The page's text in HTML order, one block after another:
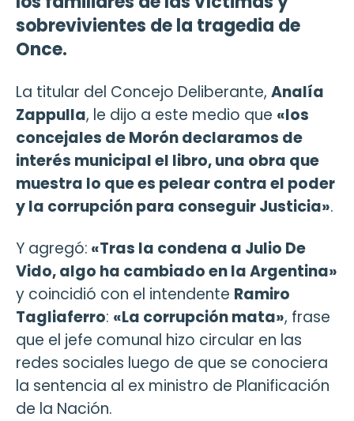
sobrevivientes de la tragedia de
Once.
La titular del Concejo Deliberante, Analía
Zappulla, le dijo a este medio que «los
concejales de Morón declaramos de
interés municipal el libro, una obra que
muestra lo que es pelear contra el poder
y la corrupción para conseguir Justicia».
Y agregó: «Tras la condena a Julio De
Vido, algo ha cambiado en la Argentina»
y coincidió con el intendente Ramiro
Tagliaferro: «La corrupción mata», frase
que el jefe comunal hizo circular en las
redes sociales luego de que se conociera
la sentencia al ex ministro de Planificación
de la Nación.